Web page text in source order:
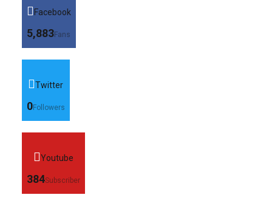
Facebook
5,883Fans
Twitter
0Followers
Youtube
384Subscriber